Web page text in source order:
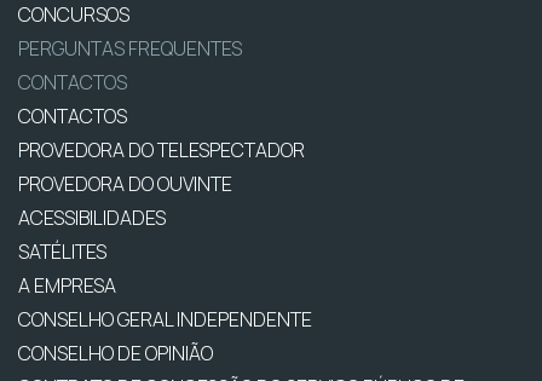
CONCURSOS
PERGUNTAS FREQUENTES
CONTACTOS
CONTACTOS
PROVEDORA DO TELESPECTADOR
PROVEDORA DO OUVINTE
ACESSIBILIDADES
SATÉLITES
A EMPRESA
CONSELHO GERAL INDEPENDENTE
CONSELHO DE OPINIÃO